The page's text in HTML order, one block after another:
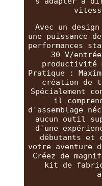
Avec un
une puissance
performances
30 V/
productivité
Pratique :
création de
Spécialement
il
d'assemblage
aucun outil
d'une
débutants et
votre aventure
Créez de
kit de